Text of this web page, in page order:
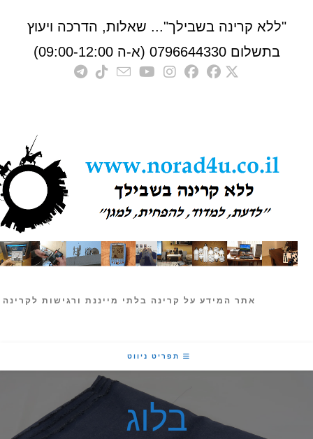
קרינה בשבילך"... שאלות, הדרכה ויעוץ
0796644330 (א-ה 09:00-12:00)
אתר המידע על קרינה בלתי מייננת ורגישות לקרינה
תפריט ניווט
בלוג